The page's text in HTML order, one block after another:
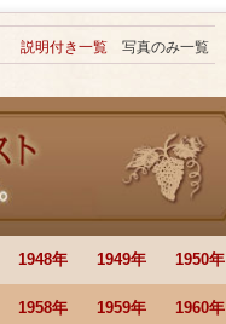
説明付き一覧 写真のみ一覧
1948年 1949年 1950年
1958年 1959年 1960年